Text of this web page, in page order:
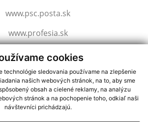
cookies
technológie sledovania používame na zlepšenie
našich webových stránok, na to, aby sme
obsah a cielené reklamy, na analýzu
stránok a na pochopenie toho, odkiaľ naši
návštevníci prichádzajú.
www.psc.posta.sk
www.profesia.sk
www.slovensko.sk
aktuálnych informácií s využitím RSS
systém ECHELON 2,Mapa stránok,web portál
s.r.o.,domény,registrácia domény